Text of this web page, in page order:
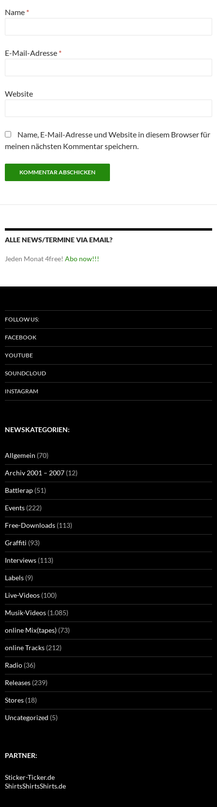
Name *
E-Mail-Adresse *
Website
Name, E-Mail-Adresse und Website in diesem Browser für
meinen nächsten Kommentar speichern.
ALLE NEWS/TERMINE VIA EMAIL?
Jeden Monat 4free! Abo now!!!
FOLLOW US:
FACEBOOK
YOUTUBE
SOUNDCLOUD
INSTAGRAM
NEWSKATEGORIEN:
Allgemein (70)
Archiv 2001 – 2007 (12)
Battlerap (51)
Events (222)
Free-Downloads (113)
Graffiti (93)
Interviews (113)
Labels (9)
Live-Videos (100)
Musik-Videos (1.085)
online Mix(tapes) (73)
online Tracks (212)
Radio (36)
Releases (239)
Stores (18)
Uncategorized (5)
PARTNER:
Sticker-Ticker.de
ShirtsShirtsShirts.de